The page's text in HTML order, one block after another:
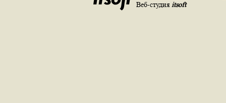
Веб-студия itsoft